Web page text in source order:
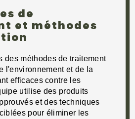
de
et méthodes
des méthodes de traitement
l'environnement et de la
efficaces contre les
utilise des produits
et des techniques
pour éliminer les